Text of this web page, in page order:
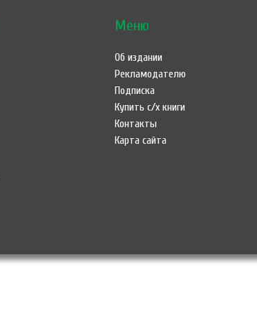
Меню
Об издании
Рекламодателю
Подписка
Купить с/х книги
Контакты
Карта сайта